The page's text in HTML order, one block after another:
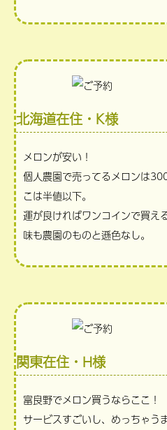
北海道在住・K様
メロンが安い！
個人農園で売ってるメロンは
こは半値以下。
運が良ければワンコインで買える
味も農園のものと遜色なし。
関東在住・H様
富良野でメロン買うならここ！
サービスすごいし、めっちゃう